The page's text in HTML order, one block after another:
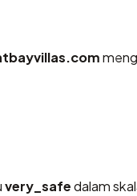
very_safedalam